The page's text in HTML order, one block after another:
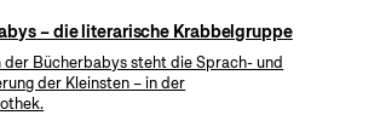
– die literarische Krabbelgruppe
der Bücherbabys steht die Sprach- und
der Kleinsten – in der